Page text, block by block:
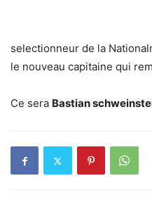
selectionneur de la
le nouveau capitaine qui
Ce sera Bastian